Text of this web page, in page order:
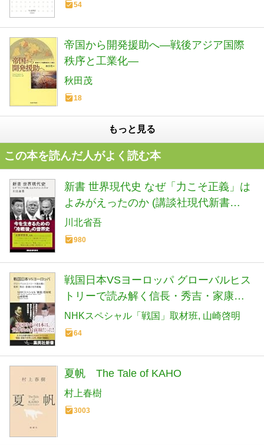
54
帝国から開発援助へ―戦後アジア国際
秩序と工業化―
秋田茂
18
もっと見る
この本を読んだ人がよく読む本
新書 世界現代史 なぜ「力こそ正義」は
よみがえったのか (講談社現代新書
2798)
川北省吾
980
戦国日本VSヨーロッパ グローバルヒス
トリーで読み解く信長・秀吉・家康の
対外戦略 (集英社新書)
NHKスペシャル「戦国」取材班 山崎啓明
64
夏帆 The Tale of KAHO
村上春樹
3003